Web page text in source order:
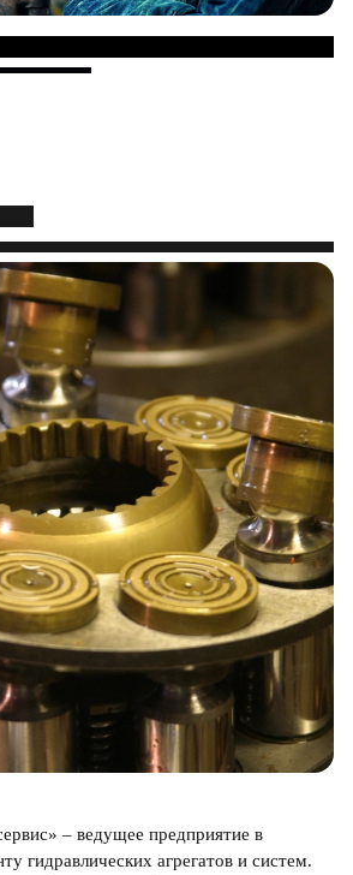
– ведущее предприятие в
гидравлических агрегатов и систем.